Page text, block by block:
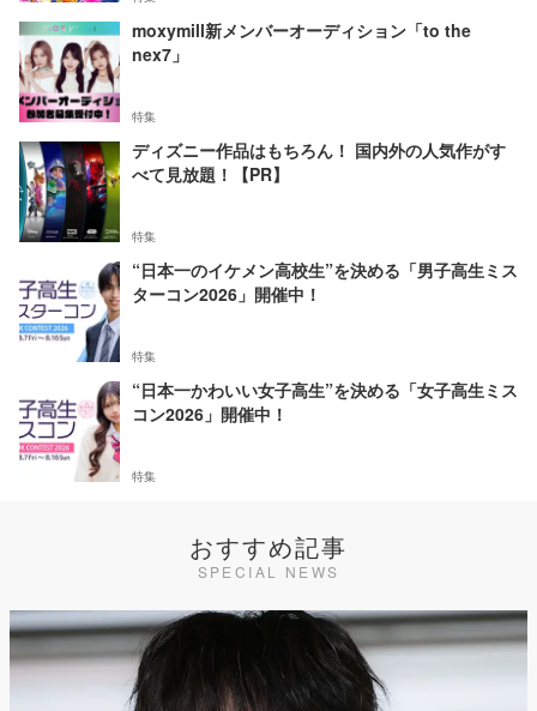
moxymill新メンバーオーディション「to the
nex7」
特集
ディズニー作品はもちろん！ 国内外の人気作がす
べて見放題！【PR】
特集
“日本一のイケメン高校生”を決める「男子高生ミス
ターコン2026」開催中！
特集
“日本一かわいい女子高生”を決める「女子高生ミス
コン2026」開催中！
特集
おすすめ記事
SPECIAL NEWS